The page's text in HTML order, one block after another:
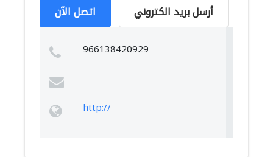
اتصل الآن أرسل بريد الكتروني
966138420929
http://